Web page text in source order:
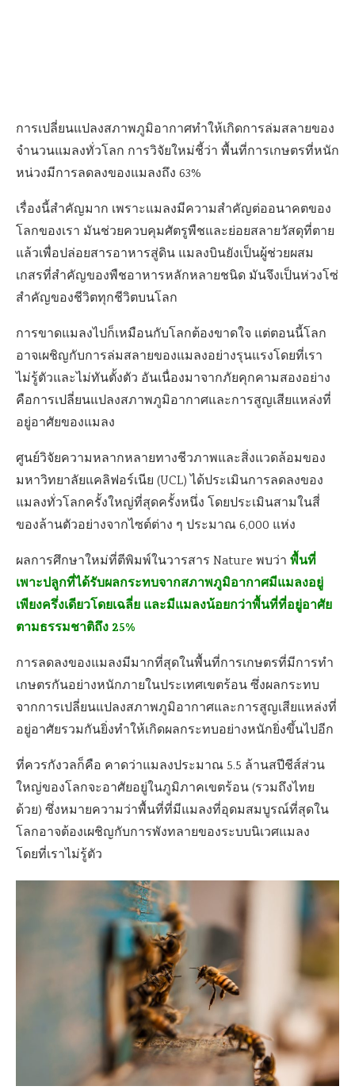
การเปลี่ยนแปลงสภาพภูมิอากาศทำให้เกิดการล่มสลายของ
จำนวนแมลงทั่วโลก การวิจัยใหม่ชี้ว่า พื้นที่การเกษตรที่หนัก
หน่วงมีการลดลงของแมลงถึง 63%
เรื่องนี้สำคัญมาก เพราะแมลงมีความสำคัญต่ออนาคตของ
โลกของเรา มันช่วยควบคุมศัตรูพืชและย่อยสลายวัสดุที่ตาย
แล้วเพื่อปล่อยสารอาหารสู่ดิน แมลงบินยังเป็นผู้ช่วยผสม
เกสรที่สำคัญของพืชอาหารหลักหลายชนิด มันจึงเป็นห่วงโซ่
สำคัญของชีวิตทุกชีวิตบนโลก
การขาดแมลงไปก็เหมือนกับโลกต้องขาดใจ แต่ตอนนี้โลก
อาจเผชิญกับการล่มสลายของแมลงอย่างรุนแรงโดยที่เรา
ไม่รู้ตัวและไม่ทันตั้งตัว อันเนื่องมาจากภัยคุกคามสองอย่าง
คือการเปลี่ยนแปลงสภาพภูมิอากาศและการสูญเสียแหล่งที่
อยู่อาศัยของแมลง
ศูนย์วิจัยความหลากหลายทางชีวภาพและสิ่งแวดล้อมของ
มหาวิทยาลัยแคลิฟอร์เนีย (UCL) ได้ประเมินการลดลงของ
แมลงทั่วโลกครั้งใหญ่ที่สุดครั้งหนึ่ง โดยประเมินสามในสี่
ของล้านตัวอย่างจากไซต์ต่าง ๆ ประมาณ 6,000 แห่ง
ผลการศึกษาใหม่ที่ตีพิมพ์ในวารสาร Nature พบว่า พื้นที่
เพาะปลูกที่ได้รับผลกระทบจากสภาพภูมิอากาศมีแมลงอยู่
เพียงครึ่งเดียวโดยเฉลี่ย และมีแมลงน้อยกว่าพื้นที่ที่อยู่อาศัย
ตามธรรมชาติถึง 25%
การลดลงของแมลงมีมากที่สุดในพื้นที่การเกษตรที่มีการทำ
เกษตรกันอย่างหนักภายในประเทศเขตร้อน ซึ่งผลกระทบ
จากการเปลี่ยนแปลงสภาพภูมิอากาศและการสูญเสียแหล่งที่
อยู่อาศัยรวมกันยิ่งทำให้เกิดผลกระทบอย่างหนักยิ่งขึ้นไปอีก
ที่ควรกังวลก็คือ คาดว่าแมลงประมาณ 5.5 ล้านสปีชีส์ส่วน
ใหญ่ของโลกจะอาศัยอยู่ในภูมิภาคเขตร้อน (รวมถึงไทย
ด้วย) ซึ่งหมายความว่าพื้นที่ที่มีแมลงที่อุดมสมบูรณ์ที่สุดใน
โลกอาจต้องเผชิญกับการพังทลายของระบบนิเวศแมลง
โดยที่เราไม่รู้ตัว